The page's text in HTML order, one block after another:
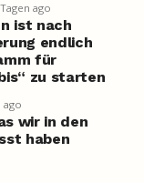
ago
ist nach
endlich
für
zu starten
ago
wir in den
haben